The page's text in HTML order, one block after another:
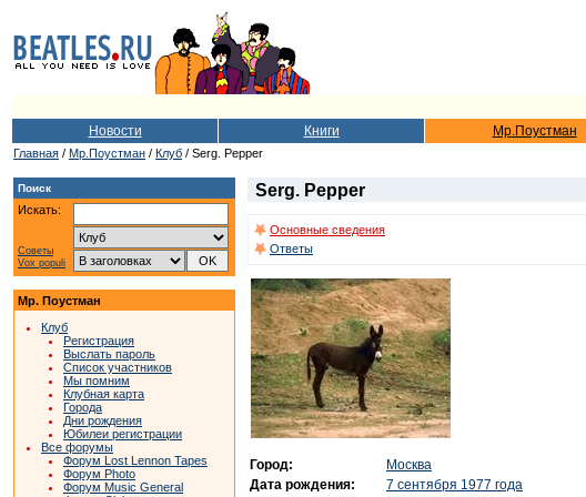
Новости Книги Мр.Поустман
Главная / Мр.Поустман / Клуб / Serg. Pepper
Поиск
Искать:
Советы
Vox populi
Мр. Поустман
Клуб
Регистрация
Выслать пароль
Список участников
Мы помним
Клубная карта
Города
Дни рождения
Юбилеи регистрации
Все форумы
Форум Lost Lennon Tapes
Форум Photo
Форум Music General
Serg. Pepper
Основные сведения
Ответы
Город:
Москва
Дата рождения:
7 сентября 1977 года